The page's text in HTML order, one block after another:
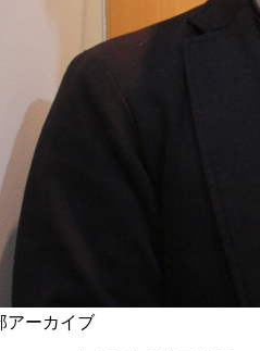
アーカイブ